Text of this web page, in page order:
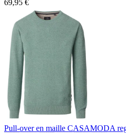
69,95 €
Pull-over en maille CASAMODA